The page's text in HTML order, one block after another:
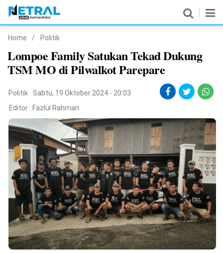
Nasional
Pemerintahan
Politik
Hukrim
Pendidikan
Peristiwa
Olahraga
Ekonomi
Memori
Home / Politik
Lompoe Family Satukan Tekad Dukung
TSM MO di Pilwalkot Parepare
Politik
Sabtu, 19 Oktober 2024 - 20:03
Editor : Fazlul Rahman